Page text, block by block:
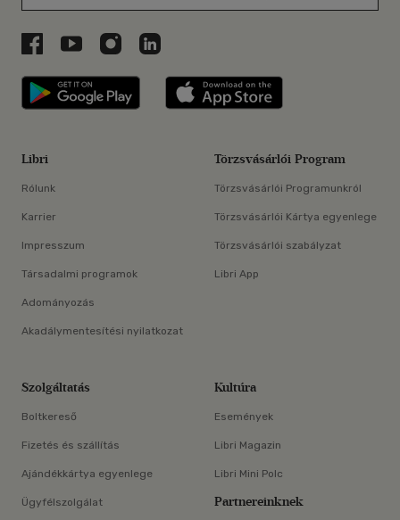
Libri a Facebookon
Libri a Youtube-on
Libri az Instagramon
Libri a LinkedInen
Libri applikáció Szerezd meg: Google
Libri
Rólunk
Karrier
Impresszum
Társadalmi programok
Adományozás
Akadálymentesítési nyilatkozat
Törzsvásárlói Program
Törzsvásárlói Programunkról
Törzsvásárlói Kártya egyenlege
Törzsvásárlói szabályzat
Libri App
Szolgáltatás
Boltkereső
Fizetés és szállítás
Ajándékkártya egyenlege
Ügyfélszolgálat
Kultúra
Események
Libri Magazin
Libri Mini Polc
Partnereinknek